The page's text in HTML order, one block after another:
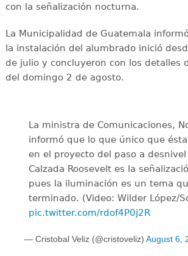
con la señalización nocturna.
La Municipalidad de Guatemala
la instalación del alumbrado inició
de julio y concluyeron con los detalles
del domingo 2 de agosto.
La ministra de Comunicaciones,
informó que lo que único que
en el proyecto del paso a
Calzada Roosevelt es la
pues la iluminación es un tema
terminado. (Video: Wilder López/
pic.twitter.com/rdof4P0j2R
— Cristobal Veliz (@cristoveliz) August 6,